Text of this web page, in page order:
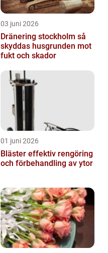
03 juni 2026
Dränering stockholm så
skyddas husgrunden mot
fukt och skador
01 juni 2026
Bläster effektiv rengöring
och förbehandling av ytor